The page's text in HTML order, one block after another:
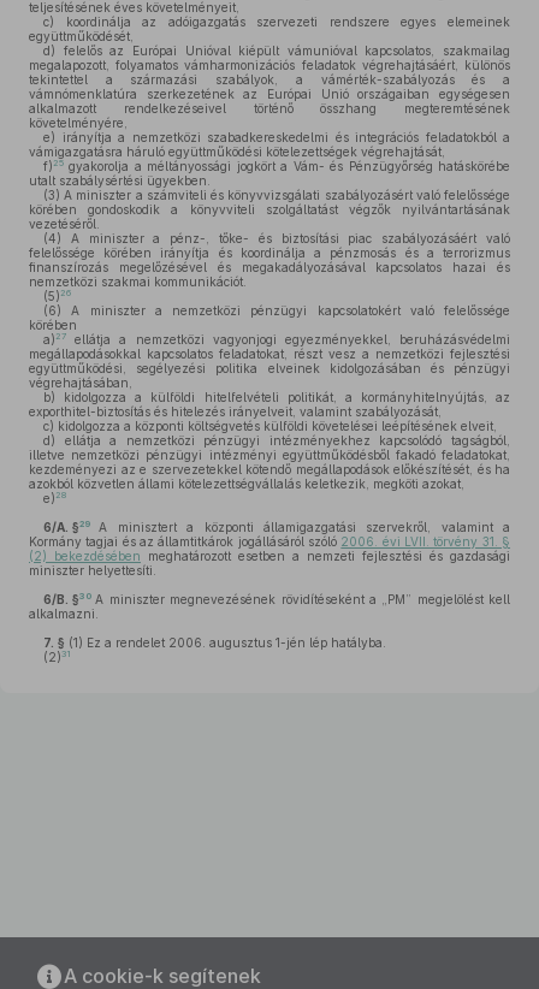
teljesítésének éves követelményeit,
c) koordinálja az adóigazgatás szervezeti rendszere egyes elemeinek
együttműködését,
d) felelős az Európai Unióval kiépült vámunióval kapcsolatos, szakmailag
megalapozott, folyamatos vámharmonizációs feladatok végrehajtásáért, különös
tekintettel a származási szabályok, a vámérték-szabályozás és a
vámnómenklatúra szerkezetének az Európai Unió országaiban egységesen
alkalmazott rendelkezéseivel történő összhang megteremtésének
követelményére,
e) irányítja a nemzetközi szabadkereskedelmi és integrációs feladatokból a
vámigazgatásra háruló együttműködési kötelezettségek végrehajtását,
f) 25 gyakorolja a méltányossági jogkört a Vám- és Pénzügyőrség hatáskörébe
utalt szabálysértési ügyekben.
(3) A miniszter a számviteli és könyvvizsgálati szabályozásért való felelőssége
körében gondoskodik a könyvviteli szolgáltatást végzők nyilvántartásának
vezetéséről.
(4) A miniszter a pénz-, tőke- és biztosítási piac szabályozásáért való
felelőssége körében irányítja és koordinálja a pénzmosás és a terrorizmus
finanszírozás megelőzésével és megakadályozásával kapcsolatos hazai és
nemzetközi szakmai kommunikációt.
(5) 26
(6) A miniszter a nemzetközi pénzügyi kapcsolatokért való felelőssége
körében
a) 27
ellátja a nemzetközi vagyonjogi egyezményekkel, beruházásvédelmi
megállapodásokkal kapcsolatos feladatokat, részt vesz a nemzetközi fejlesztési
együttműködési, segélyezési politika elveinek kidolgozásában és pénzügyi
végrehajtásában,
b) kidolgozza a külföldi hitelfelvételi politikát, a kormányhitelnyújtás, az
exporthitel-biztosítás és hitelezés irányelveit, valamint szabályozását,
c) kidolgozza a központi költségvetés külföldi követelései leépítésének elveit,
d) ellátja a nemzetközi pénzügyi intézményekhez kapcsolódó tagságból,
illetve nemzetközi pénzügyi intézményi együttműködésből fakadó feladatokat,
kezdeményezi az e szervezetekkel kötendő megállapodások előkészítését, és ha
azokból közvetlen állami kötelezettségvállalás keletkezik, megköti azokat,
e) 28
6/A. §29
A minisztert a központi államigazgatási szervekről, valamint a
Kormány tagjai és az államtitkárok jogállásáról szóló 2006. évi LVII. törvény 31. §
(2) bekezdésében meghatározott esetben a nemzeti fejlesztési és gazdasági
miniszter helyettesíti.
6/B. §30 A miniszter megnevezésének rövidítéseként a „PM” megjelölést kell
alkalmazni.
7. § (1) Ez a rendelet 2006. augusztus 1-jén lép hatályba.
(2) 31
A cookie-k segítenek